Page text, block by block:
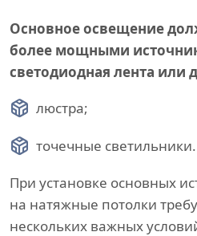
Основное освещение
более мощными
светодиодная лента или
люстра;
точечные светильники.
При установке основных
на натяжные потолки
нескольких важных